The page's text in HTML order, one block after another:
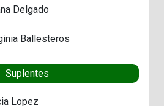
Delgado
Ballesteros
Suplentes
Lopez